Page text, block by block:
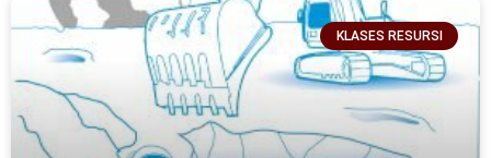
KLASES RESURSI